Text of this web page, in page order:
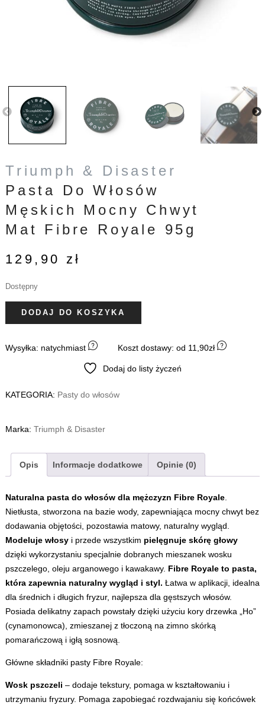
Triumph & Disaster
Pasta Do Włosów
Męskich Mocny Chwyt
Mat Fibre Royale 95g
129,90 zł
Dostępny
Pasta
włosów
chwyt
95g
DODAJ DO KOSZYKA
Wysyłka: natychmiast Koszt dostawy: od 11,90zł
Dodaj do listy życzeń
KATEGORIA: Pasty do włosów
Marka: Triumph & Disaster
Opis Informacje dodatkowe Opinie (0)
Naturalna pasta do włosów dla mężczyzn Fibre Royale.
Nietłusta, stworzona na bazie wody, zapewniająca mocny chwyt bez
dodawania objętości, pozostawia matowy, naturalny wygląd.
Modeluje włosyi przede wszystkim pielęgnuje skórę głowy
dzięki wykorzystaniu specjalnie dobranych mieszanek wosku
pszczelego, oleju arganowego i kawakawy. Fibre Royale to pasta,
która zapewnia naturalny wygląd i styl. Łatwa w aplikacji, idealna
dla średnich i długich fryzur, najlepsza dla gęstszych włosów.
Posiada delikatny zapach powstały dzięki użyciu kory drzewka „Ho”
(cynamonowca), zmieszanej z tłoczoną na zimno skórką
pomarańczową i igłą sosnową.
Główne składniki pasty Fibre Royale:
Wosk pszczeli – dodaje tekstury, pomaga w kształtowaniu i
utrzymaniu fryzury. Pomaga zapobiegać rozdwajaniu się końcówek